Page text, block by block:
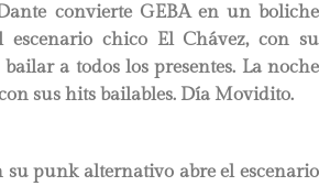
convierte GEBA en un boliche
escenario chico El Chávez, con su
a todos los presentes. La noche
sus hits bailables. Día Movidito.
su punk alternativo abre el escenario